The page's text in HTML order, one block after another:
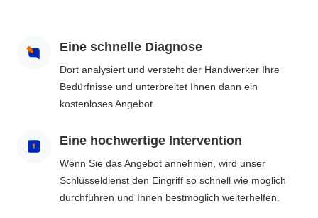
Eine schnelle Diagnose
Dort analysiert und versteht der Handwerker Ihre
Bedürfnisse und unterbreitet Ihnen dann ein
kostenloses Angebot.
Eine hochwertige Intervention
Wenn Sie das Angebot annehmen, wird unser
Schlüsseldienst den Eingriff so schnell wie möglich
durchführen und Ihnen bestmöglich weiterhelfen.